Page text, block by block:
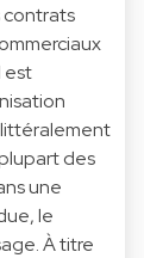
contrats
est
des
une
le
À titre